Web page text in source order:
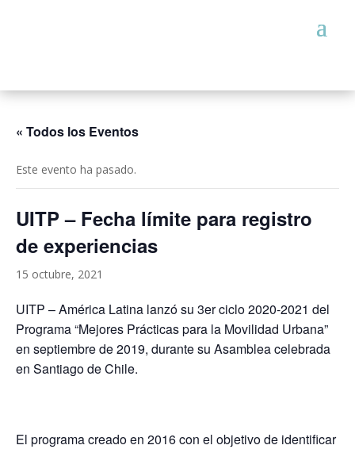
« Todos los Eventos
Este evento ha pasado.
UITP – Fecha límite para registro
de experiencias
15 octubre, 2021
UITP – América Latina lanzó su 3er ciclo 2020-2021 del
Programa “Mejores Prácticas para la Movilidad Urbana”
en septiembre de 2019, durante su Asamblea celebrada
en Santiago de Chile.
El programa creado en 2016 con el objetivo de identificar